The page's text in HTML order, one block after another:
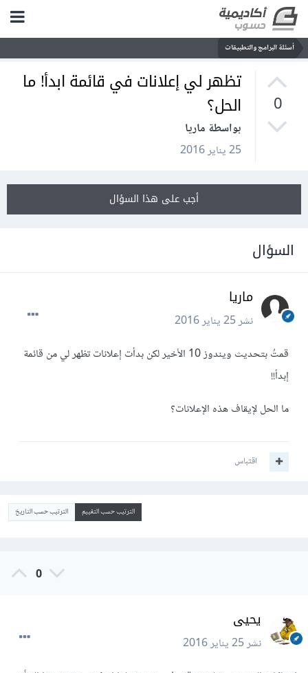
أسئلة البرامج والتطبيقات
0
تظهر لي إعلانات في قائمة ابدأ! ما
الحل؟
بواسطة ماريا
25 يناير 2016
أجب على هذا السؤال
السؤال
ماريا
نشر25 يناير 2016
قمتُ بتحديث ويندوز 10 الأخير لكن بدأت إعلانات تظهر لي من قائمة
إبدأ!!
ما الحل لإيقاف هذه الإعلانات؟
اقتباس
الترتيب حسب التقييم الترتيب حسب التاريخ
0
يحيى
نشر25 يناير 2016